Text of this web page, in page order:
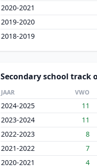
2020-2021
2019-2020
2018-2019
Secondary school track
JAAR VWO
2024-2025 11
2023-2024
11
2022-2023
8
2021-2022
7
2020-2021
4